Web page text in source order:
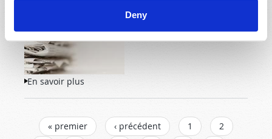
Deny
En savoir plus
PAGES« premier ‹ précédent 1
2